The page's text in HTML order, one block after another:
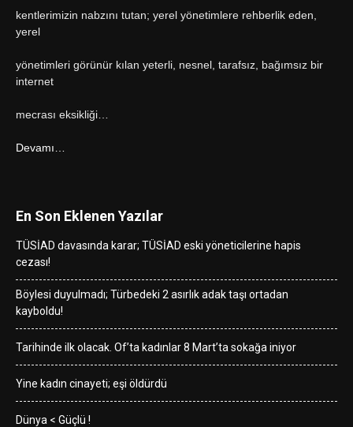
kentlerimizin nabzını tutan; yerel yönetimlere rehberlik eden,
yerel
yönetimleri görünür kılan yeterli, nesnel, tarafsız, bağımsız bir
internet
mecrası eksikliği…
Devamı…
En Son Eklenen Yazılar
TÜSİAD davasında karar; TÜSİAD eski yöneticilerine hapis
cezası!
Böylesi duyulmadı; Türbedeki 2 asırlık adak taşı ortadan
kayboldu!
Tarihinde ilk olacak. Of’ta kadınlar 8 Mart’ta sokağa iniyor
Yine kadın cinayeti; eşi öldürdü
Dünya < Güçlü !